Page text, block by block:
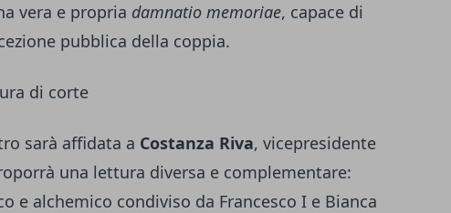
vera e propria damnatio memoriae, capace di
pubblica della coppia.
di corte
sarà affidata a Costanza Riva, vicepresidente
una lettura diversa e complementare:
e alchemico condiviso da Francesco I e Bianca